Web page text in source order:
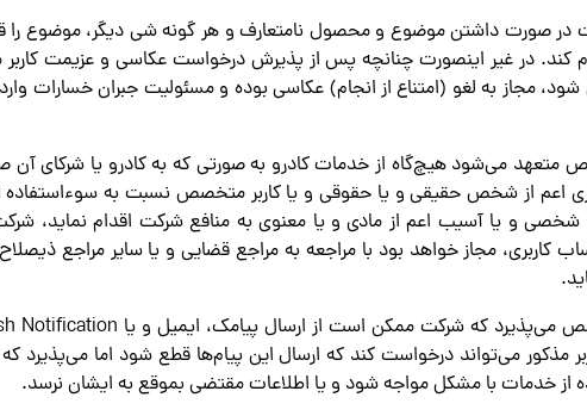
در صورت داشتن موضوع و محصول نامتعارف و هر گونه شی دیگر، موضوع را قبل
کند. در غیر اینصورت چنانچه پس از پذیرش درخواست عکاسی و عزیمت
مجاز به لغو (امتناع از انجام) عکاسی بوده و مسئولیت جبران خسارات
متعهد می‌شود هیچ‌گاه از خدمات کادرو به صورتی که به کادرو یا شرکای آن
اعم از شخص حقیقی و یا حقوقی و یا کاربر متخصص نسبت به سوءاستفاده
و یا آسیب اعم از مادی و یا معنوی به منافع شرکت اقدام نماید،
مجاز خواهد بود با مراجعه به مراجع قضایی و یا سایر مراجع
مذکور می‌تواند درخواست کند که ارسال این پیام‌ها قطع شود اما می‌پذیرد که
از خدمات با مشکل مواجه شود و یا اطلاعات مقتضی بموقع به ایشان نرسد.